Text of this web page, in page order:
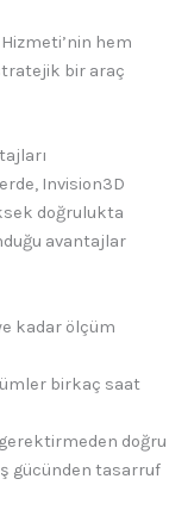
hem
bir araç
Invision3D
doğrulukta
avantajlar
kadar ölçüm
birkaç saat
doğru
gücünden tasarruf